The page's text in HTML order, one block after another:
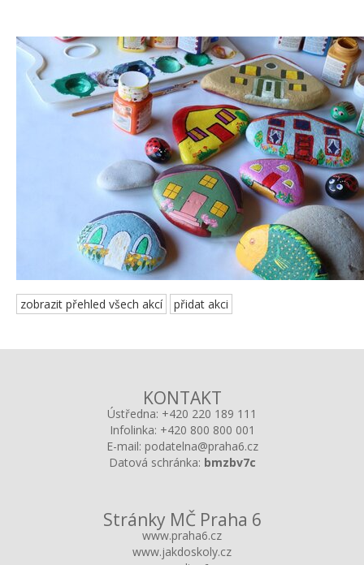
zobrazit přehled všech akcí přidat akci
KONTAKT
Ústředna: +420 220 189 111
Infolinka: +420 800 800 001
E-mail: podatelna@praha6.cz
Datová schránka: bmzbv7c
Stránky MČ Praha 6
www.praha6.cz
www.jakdoskoly.cz